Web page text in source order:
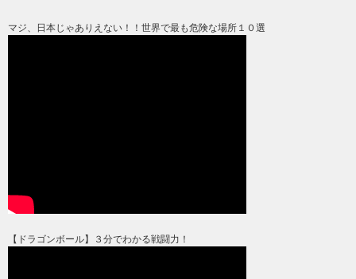
マジ、日本じゃありえない！！世界で最も危険な場所１０選
【ドラゴンボール】３分でわかる戦闘力！